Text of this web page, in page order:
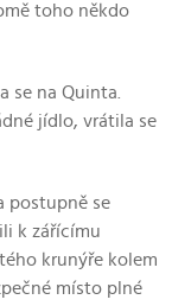
toho někdo
se na Quinta.
jídlo, vrátila se
postupně se
k zářícímu
krunýře kolem
místo plné